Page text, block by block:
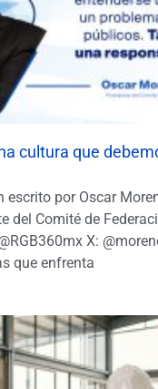
cultura que
escrito por Oscar
del Comité de
X:
que enfrenta